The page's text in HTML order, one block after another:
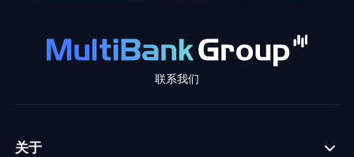
联系我们
关于